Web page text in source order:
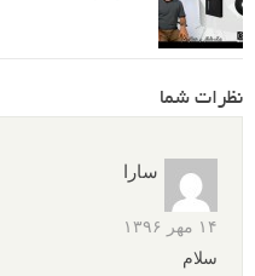
نظرات شما
سارا
۱۴ مهر ۱۳۹۶
سلام